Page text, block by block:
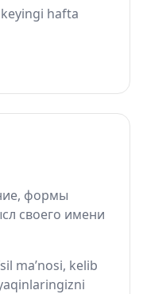
hafta
формы
своего имени
ma’nosi, kelib